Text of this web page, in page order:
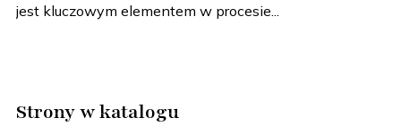
jest kluczowym elementem w procesie...
Strony w katalogu